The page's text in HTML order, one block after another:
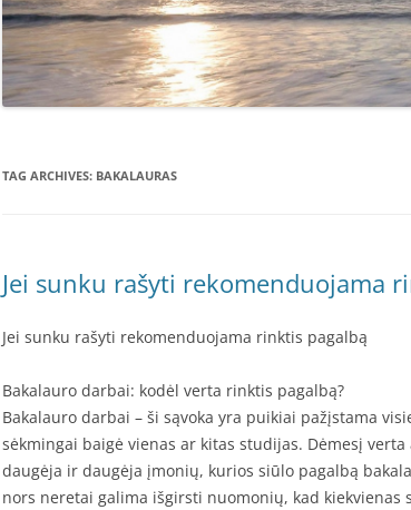
TAG ARCHIVES: BAKALAURAS
Jei sunku rašyti rekomenduojama
Jei sunku rašyti rekomenduojama rinktis pagalbą
Bakalauro darbai: kodėl verta rinktis pagalbą?
Bakalauro darbai – ši sąvoka yra puikiai pažįstama
sėkmingai baigė vienas ar kitas studijas. Dėmesį
daugėja ir daugėja įmonių, kurios siūlo pagalbą
nors neretai galima išgirsti nuomonių, kad